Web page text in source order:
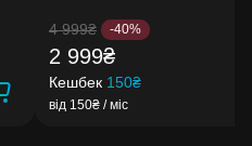
4 999₴ -40%
2 999₴
Кешбек 150₴
від 150₴ / міс